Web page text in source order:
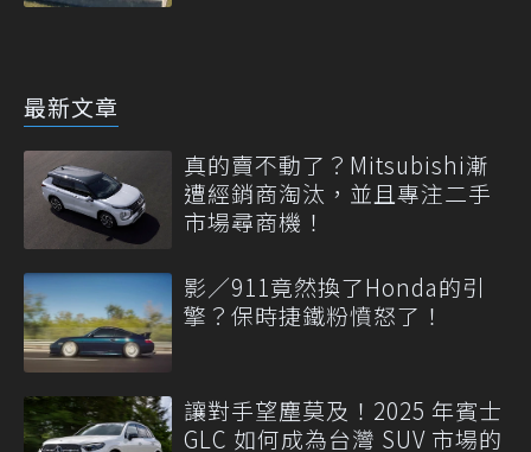
最新文章
真的賣不動了？Mitsubishi漸
遭經銷商淘汰，並且專注二手
市場尋商機！
影／911竟然換了Honda的引
擎？保時捷鐵粉憤怒了！
讓對手望塵莫及！2025 年賓士
GLC 如何成為台灣 SUV 市場的